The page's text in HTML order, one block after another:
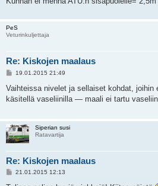
PeS
Veturinkuljettaja
Re: Kiskojen maalaus
V
e
t
19.01.2015 21:49
Vaihteissa nivelet ja sellaiset kohdat, joihin
käsitellä vaseliinilla — maali ei tartu
Siperian susi
Ratavartija
Re: Kiskojen maalaus
V21.01.2015 12:13